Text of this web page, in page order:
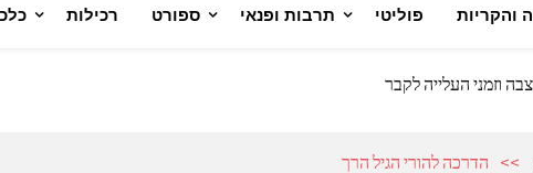
רכילות ספורט תרבות ופנאי פוליטי והקריותסולארית ביתית מנצחת
וזמני העלייה לקבר
שמשנה את כללי המשחק בבריאות הנפש
>> הדרכה להורי הגיל הרך